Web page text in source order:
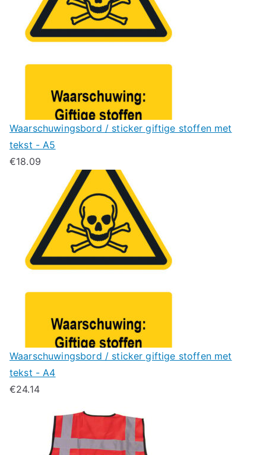
Waarschuwingsbord / sticker giftige stoffen met
tekst - A5
€18.09
Waarschuwingsbord / sticker giftige stoffen met
tekst - A4
€24.14